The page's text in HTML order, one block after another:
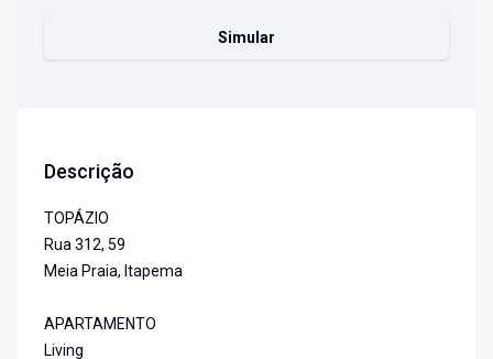
Simular
Descrição
TOPÁZIO
Rua 312, 59
Meia Praia, Itapema
APARTAMENTO
Living